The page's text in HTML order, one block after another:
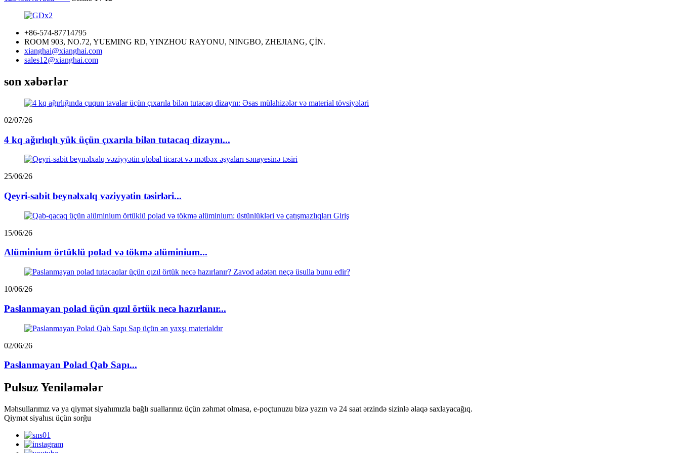
+86-574-87714795
ROOM 903, NO.72, YUEMING RD, YINZHOU RAYONU, NINGBO, ZHEJIANG, ÇİN.
xianghai@xianghai.com
sales12@xianghai.com
son xəbərlər
02/07/26
4 kq ağırlıqlı yük üçün çıxarıla bilən tutacaq dizaynı...
25/06/26
Qeyri-sabit beynəlxalq vəziyyətin təsirləri...
15/06/26
Alüminium örtüklü polad və tökmə alüminium...
10/06/26
Paslanmayan polad üçün qızıl örtük necə hazırlanır...
02/06/26
Paslanmayan Polad Qab Sapı...
Pulsuz Yeniləmələr
Məhsullarımız və ya qiymət siyahımızla bağlı suallarınız üçün zəhmət olmasa, e-poçtunuzu bizə yazın və 24 saat ərzində sizinlə əlaqə saxlayacağıq.
Qiymət siyahısı üçün sorğu